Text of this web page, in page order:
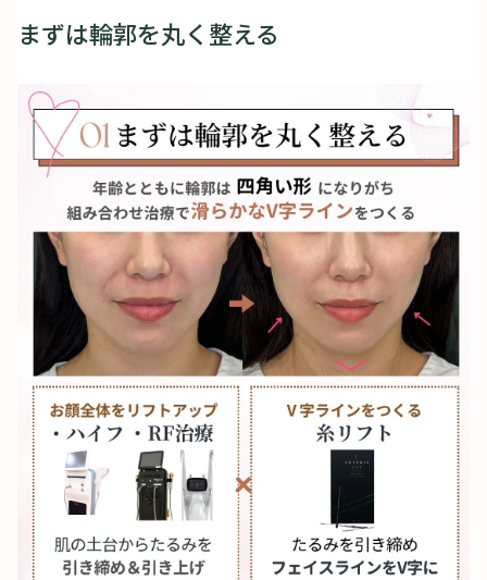
まずは輪郭を丸く整える